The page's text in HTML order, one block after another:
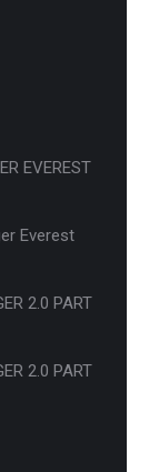
EVEREST
Everest
2.0 PART
2.0 PART